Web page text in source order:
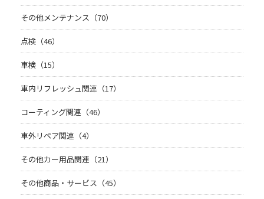
その他メンテナンス（70）
点検（46）
車検（15）
車内リフレッシュ関連（17）
コーティング関連（46）
車外リペア関連（4）
その他カー用品関連（21）
その他商品・サービス（45）